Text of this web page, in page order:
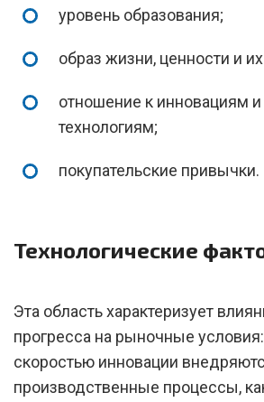
уровень образования;
образ жизни, ценности и
отношение к инновациям
технологиям;
покупательские привычки.
Технологические
Эта область характеризует
прогресса на рыночные
скоростью инновации
производственные процессы,